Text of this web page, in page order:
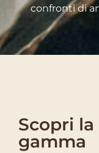
confronti di
Scopri la
gamma